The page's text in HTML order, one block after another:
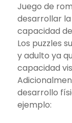
Juego de
desarrollar
capacidad
Los puzzles
y adulto ya
capacidad
desarrollo
ejemplo: